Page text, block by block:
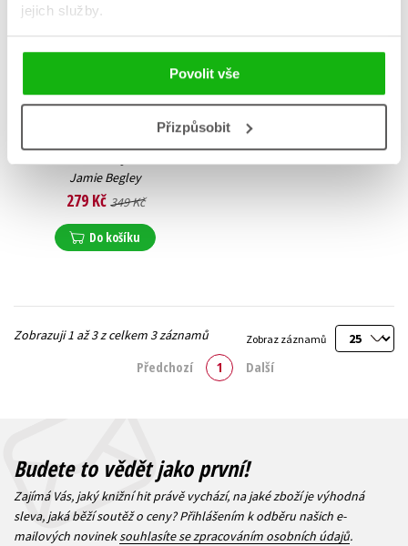
jejich služby.
Povolit vše
Přizpůsobit
Razerova jízda
Jamie Begley
279 Kč 349 Kč
Do košíku
Zobraz záznamů
Zobrazuji 1 až 3 z celkem 3 záznamů
Předchozí 1 Další
Budete to vědět jako první!
Zajímá Vás, jaký knižní hit právě vychází, na jaké zboží je výhodná
sleva, jaká běží soutěž o ceny? Přihlášením k odběru našich e-
mailových novineksouhlasíte se zpracováním osobních údajů.